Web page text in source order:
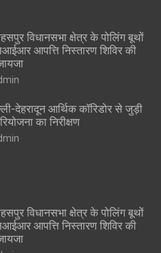
विधानसभा क्षेत्र के पोलिंग बूथों
आपत्ति निस्तारण शिविर की
देहरादून आर्थिक कॉरिडोर से जुड़ी
का निरीक्षण
विधानसभा क्षेत्र के पोलिंग बूथों
आपत्ति निस्तारण शिविर की